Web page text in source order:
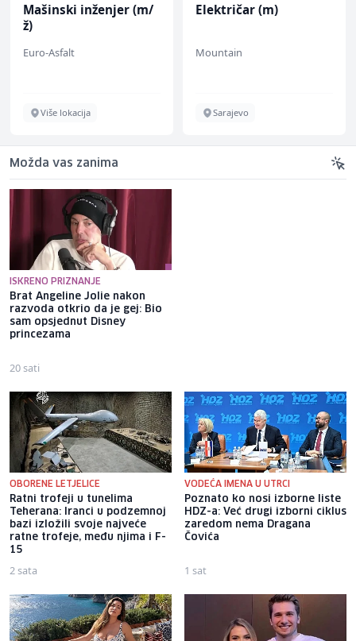
Mašinski inženjer (m/
ž)
Euro-Asfalt
Više lokacija
Električar (m)
Mountain
Sarajevo
Možda vas zanima
ISKRENO PRIZNANJE
Brat Angeline Jolie nakon
razvoda otkrio da je gej: Bio
sam opsjednut Disney
princezama
20 sati
OBORENE LETJELICE
Ratni trofeji u tunelima
Teherana: Iranci u podzemnoj
bazi izložili svoje najveće
ratne trofeje, među njima i F-
15
2 sata
VODEĆA IMENA U UTRCI
Poznato ko nosi izborne liste
HDZ-a: Već drugi izborni ciklus
zaredom nema Dragana
Čovića
1 sat